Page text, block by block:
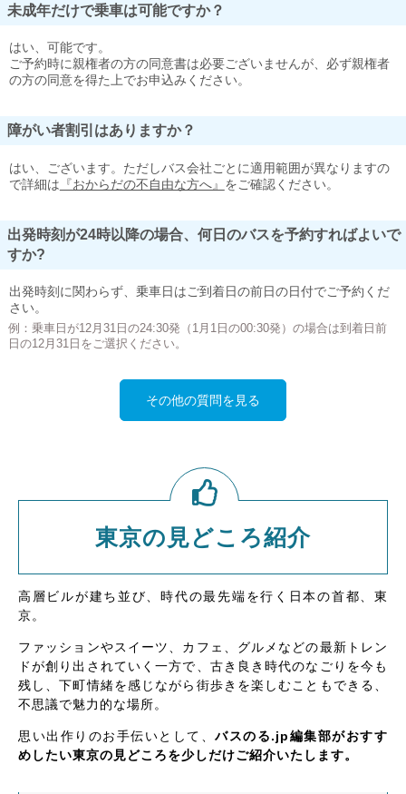
未成年だけで乗車は可能ですか？
はい、可能です。
ご予約時に親権者の方の同意書は必要ございませんが、必ず親権者
の方の同意を得た上でお申込みください。
障がい者割引はありますか？
はい、ございます。ただしバス会社ごとに適用範囲が異なりますの
で詳細は 『おからだの不自由な方へ』 をご確認ください。
出発時刻が24時以降の場合、何日のバスを予約すればよいで
すか?
出発時刻に関わらず、乗車日はご到着日の前日の日付でご予約くだ
さい。
例：乗車日が12月31日の24:30発（1月1日の00:30発）の場合は到着日前
日の12月31日をご選択ください。
その他の質問を見る
東京の見どころ紹介
高層ビルが建ち並び、時代の最先端を行く日本の首都、東
京。
ファッションやスイーツ、カフェ、グルメなどの最新トレン
ドが創り出されていく一方で、古き良き時代のなごりを今も
残し、下町情緒を感じながら街歩きを楽しむこともできる、
不思議で魅力的な場所。
思い出作りのお手伝いとして、バスのる.jp編集部がおすす
めしたい東京の見どころを少しだけご紹介いたします。